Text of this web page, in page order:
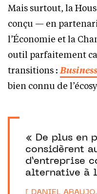
Mais surtout, la
conçu — en
l’Économie et la
outil parfaitement
transitions :
bien connu de
« De plus en
considèrent
d’entreprise
alternative à